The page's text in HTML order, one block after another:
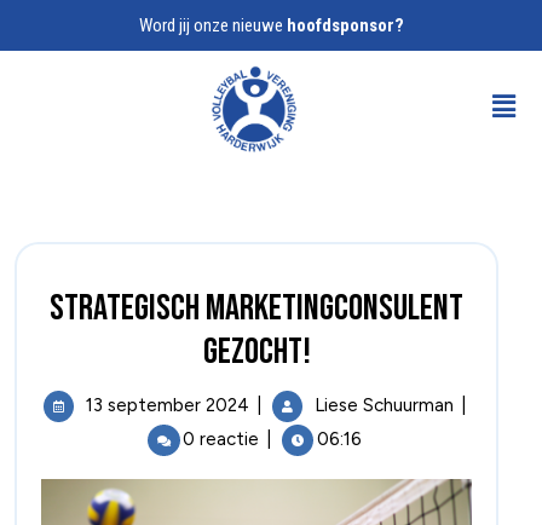
Word jij onze nieuwe hoofdsponsor?
Strategisch Marketingconsulent
gezocht!
13 september 2024 Liese Schuurman
0 reactie
06:16